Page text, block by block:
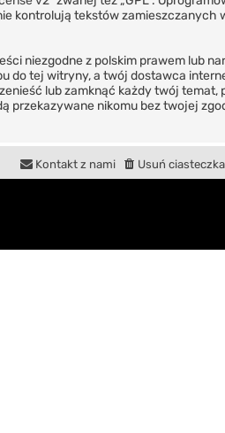
kontrolują tekstów zamieszczanych
niezgodne z polskim prawem lub
do tej witryny, a twój dostawca
lub zamknąć każdy twój temat,
nikomu bez twojej
Usuń
Kontakt z nami